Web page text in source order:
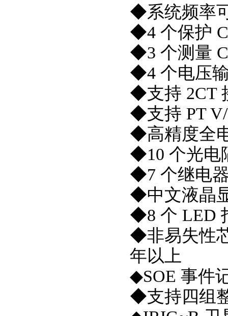
◆系统频率
◆4 个保护
◆3 个测量
◆4 个电压
◆支持 2CT
◆支持 PT
◆高精度全
◆10 个光电
◆7 个继电
◆中文液晶
◆8 个 LED
◆非易失性
年以上
◆SOE 事件
◆支持四组